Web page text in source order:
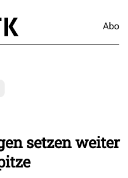
Abo
setzen weiter